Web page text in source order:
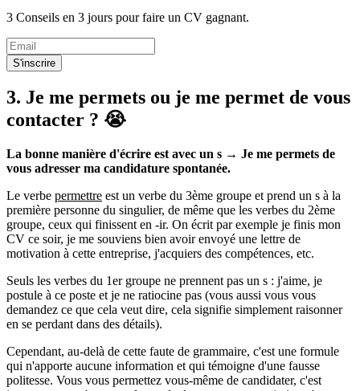
3 Conseils en 3 jours pour faire un CV gagnant.
S'inscrire
3. Je me permets ou je me permet de vous
contacter ? 😭
La bonne manière d'écrire est avec un s → Je me permets de
vous adresser ma candidature spontanée.
Le verbe permettre est un verbe du 3ème groupe et prend un s à la
première personne du singulier, de même que les verbes du 2ème
groupe, ceux qui finissent en -ir. On écrit par exemple je finis mon
CV ce soir, je me souviens bien avoir envoyé une lettre de
motivation à cette entreprise, j'acquiers des compétences, etc.
Seuls les verbes du 1er groupe ne prennent pas un s : j'aime, je
postule à ce poste et je ne ratiocine pas (vous aussi vous vous
demandez ce que cela veut dire, cela signifie simplement raisonner
en se perdant dans des détails).
Cependant, au-delà de cette faute de grammaire, c'est une formule
qui n'apporte aucune information et qui témoigne d'une fausse
politesse. Vous vous permettez vous-même de candidater, c'est